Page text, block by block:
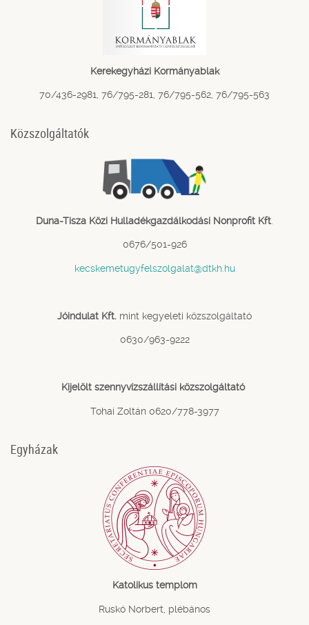
Kerekegyházi Kormányablak
70/436-2981, 76/795-281, 76/795-562, 76/795-563
Közszolgáltatók
Duna-Tisza Közi Hulladékgazdálkodási Nonprofit Kft
0676/501-926
kecskemetugyfelszolgalat@dtkh.hu
Jóindulat Kft. mint kegyeleti közszolgáltató
0630/963-9222
Kijelölt szennyvízszállítási közszolgáltató
Tohai Zoltán 0620/778-3977
Egyházak
Katolikus templom
Ruskó Norbert, plébános